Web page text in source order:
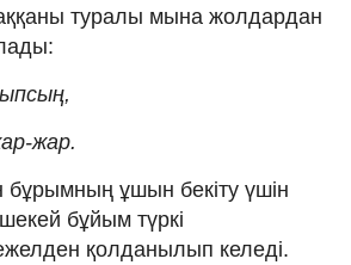
туралы мына жолдардан
жар.
бұрымның ұшын бекіту үшін
бұйым түркі
қолданылып келеді.